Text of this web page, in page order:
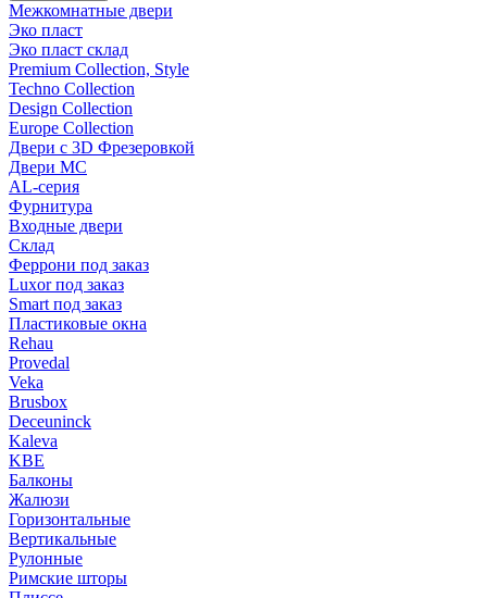
Межкомнатные двери
Эко пласт
Эко пласт склад
Premium Collection, Style
Techno Collection
Design Collection
Europe Collection
Двери с 3D Фрезеровкой
Двери МС
AL-серия
Фурнитура
Входные двери
Склад
Феррони под заказ
Luxor под заказ
Smart под заказ
Пластиковые окна
Rehau
Provedal
Veka
Brusbox
Deceuninck
Kaleva
KBE
Балконы
Жалюзи
Горизонтальные
Вертикальные
Рулонные
Римские шторы